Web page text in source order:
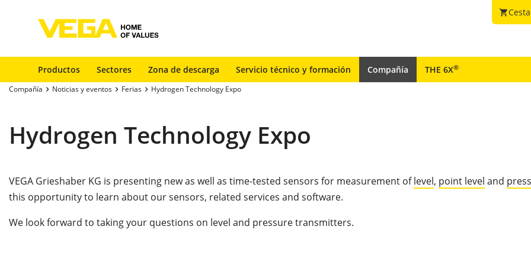
shopping_cart
Productos Sectores Zona de descarga Servicio técnico y formación Compañía THE 6X®
Compañía Noticias y eventos Ferias Hydrogen Technology Expo
Hydrogen Technology Expo
VEGA Grieshaber KG is presenting new as well as time-tested sensors for measurement oflevel, point level and
this opportunity to learn about our sensors, related services and software.
We look forward to taking your questions on level and pressure transmitters.